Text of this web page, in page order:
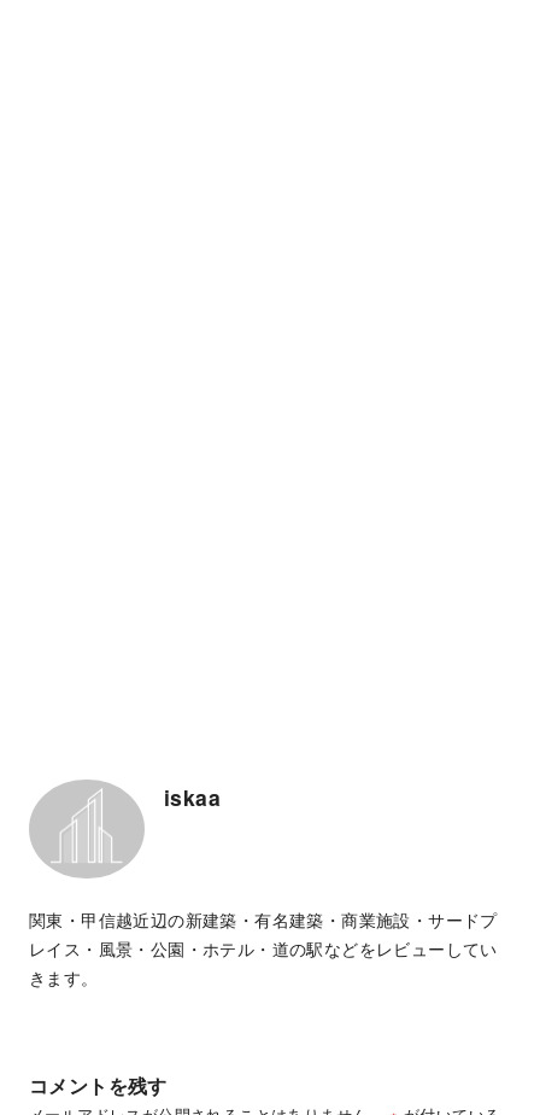
iskaa
関東・甲信越近辺の新建築・有名建築・商業施設・サードプ
レイス・風景・公園・ホテル・道の駅などをレビューしてい
きます。
コメントを残す